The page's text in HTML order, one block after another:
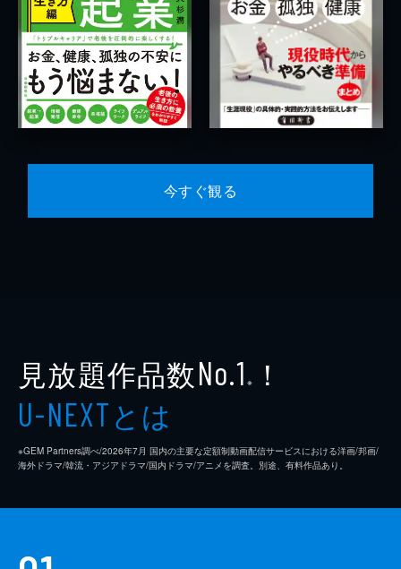
今すぐ観る
見放題作品数No.1 ※ ！
U-NEXTとは
※GEM Partners調べ/2026年7⽉ 国内の主要な定額制動画配信サービスにおける洋画/邦画/
海外ドラマ/韓流・アジアドラマ/国内ドラマ/アニメを調査。別途、有料作品あり。